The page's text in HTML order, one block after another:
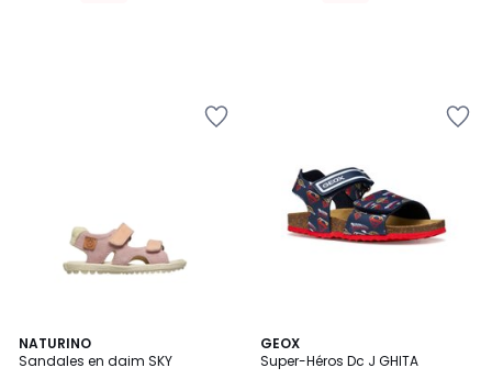
NATURINO
Sandales en daim SKY
3
Couleurs
GEOX
Super-Héros Dc J GHITA